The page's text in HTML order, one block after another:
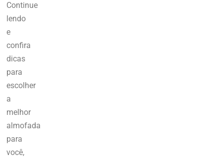
Continue
lendo
e
confira
dicas
para
escolher
a
melhor
almofada
para
você,